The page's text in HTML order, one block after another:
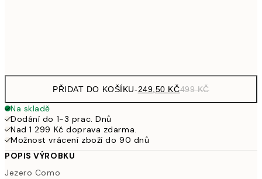
PŘIDAT DO KOŠÍKU-249,50 KČ499 KČ
Na skladě
Dodání do 1-3 prac. Dnů
Nad 1 299 Kč doprava zdarma.
Možnost vrácení zboží do 90 dnů
POPIS VÝROBKU
Jezero Como